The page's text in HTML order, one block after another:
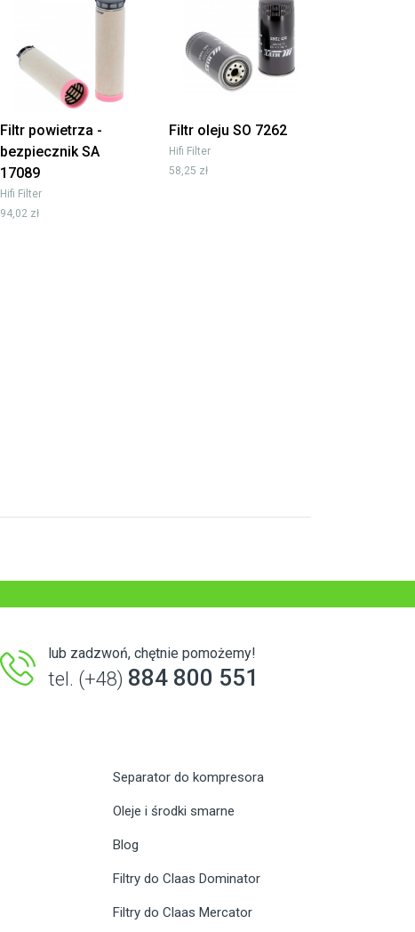
Filtr powietrza -
bezpiecznik SA
17089
Hifi Filter
94,02 zł
Filtr oleju SO 7262
Hifi Filter
58,25 zł
lub zadzwoń, chętnie pomożemy!
tel. (+48) 884 800 551
Separator do kompresora
Oleje i środki smarne
Blog
Filtry do Claas Dominator
Filtry do Claas Mercator